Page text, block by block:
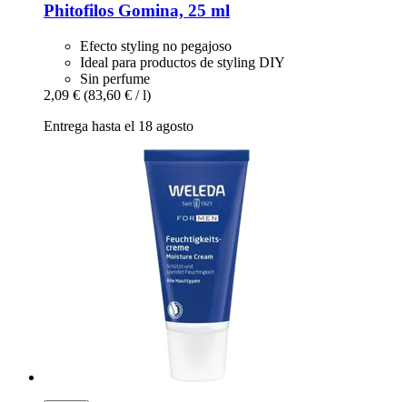
Phitofilos Gomina, 25 ml
Efecto styling no pegajoso
Ideal para productos de styling DIY
Sin perfume
2,09 € (83,60 € / l)
Entrega hasta el 18 agosto